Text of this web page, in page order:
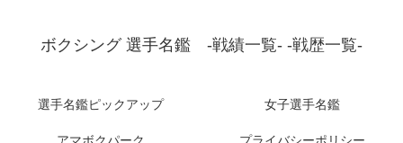
ボクシング 選手名鑑 -戦績一覧- -戦歴一覧-
選手名鑑ピックアップ 女子選手名鑑